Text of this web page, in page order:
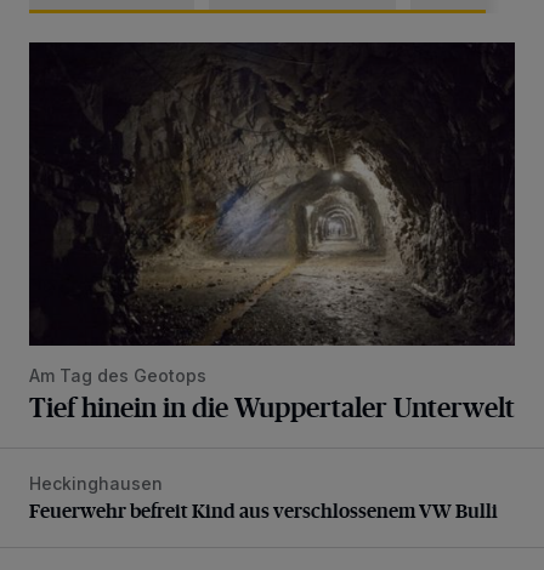
Am Tag des Geotops
Tief hinein in die Wuppertaler Unterwelt
Feuerwehr befreit Kind aus verschlossenem VW Bulli
Heckinghausen
Feuerwehr befreit Kind aus verschlossenem VW Bulli